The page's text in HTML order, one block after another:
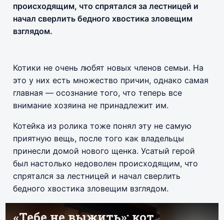
происходящим, что спрятался за лестницей и
начал сверлить бедного хвостика зловещим
взглядом.
Котики не очень любят новых членов семьи. На
это у них есть множество причин, однако самая
главная — осознание того, что теперь все
внимание хозяина не принадлежит им.
Котейка из ролика тоже понял эту не самую
приятную вещь, после того как владельцы
принесли домой нового щенка. Усатый герой
был настолько недоволен происходящим, что
спрятался за лестницей и начал сверлить
бедного хвостика зловещим взглядом.